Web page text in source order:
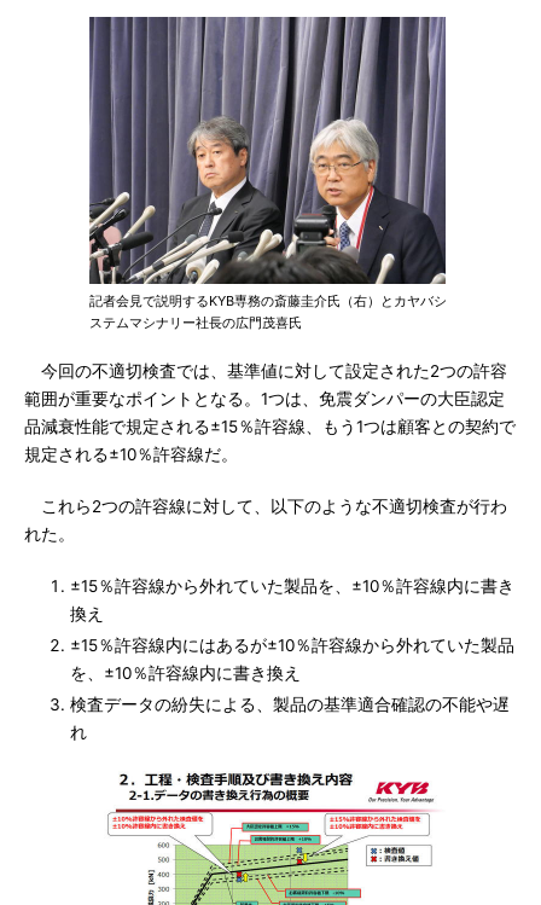
記者会見で説明するKYB専務の斎藤圭介氏（右）とカヤバシ
ステムマシナリー社長の広門茂喜氏
今回の不適切検査では、基準値に対して設定された2つの許容
範囲が重要なポイントとなる。1つは、免震ダンパーの大臣認定
品減衰性能で規定される±15％許容線、もう1つは顧客との契約で
規定される±10％許容線だ。
これら2つの許容線に対して、以下のような不適切検査が行わ
れた。
±15％許容線から外れていた製品を、±10％許容線内に書き
換え
±15％許容線内にはあるが±10％許容線から外れていた製品
を、±10％許容線内に書き換え
検査データの紛失による、製品の基準適合確認の不能や遅
れ